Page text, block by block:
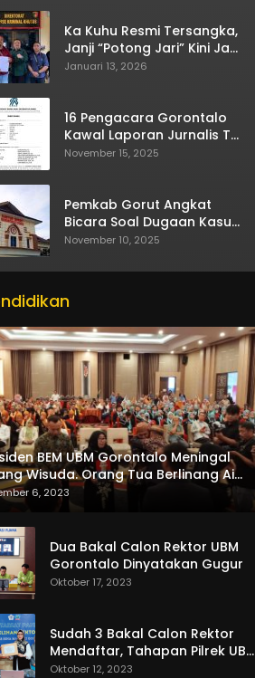
Ka Kuhu Resmi Tersangka,
Janji “Potong Jari” Kini Jadi
Bumerang
Januari 13, 2026
16 Pengacara Gorontalo
Kawal Laporan Jurnalis TV
One
November 15, 2025
Pemkab Gorut Angkat
Bicara Soal Dugaan Kasus
Asusila Oknum ASN
November 10, 2025
BEM UBM Gorontalo Meningal
Wisuda. Orang Tua Berlinang Air
Menerima SKL dan Pemasangan
6, 2023
Dua Bakal Calon Rektor UBM
Gorontalo Dinyatakan Gugur
Oktober 17, 2023
Sudah 3 Bakal Calon Rektor
Mendaftar, Tahapan Pilrek UBM
Gorontalo Makin Seru
Oktober 12, 2023